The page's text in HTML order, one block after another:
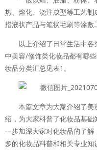
热、熔化、浇注成型等工艺
指液状产品与笔状毛刷等涂敷
以上介绍了日常生活中
中美容/修饰类化妆品都有哪
妆品分类汇总见表1。
本篇文章为大家介绍了
绍，为大家科普了化妆品基
一步加深大家对化妆品的了
多的化妆品科普和相关专业